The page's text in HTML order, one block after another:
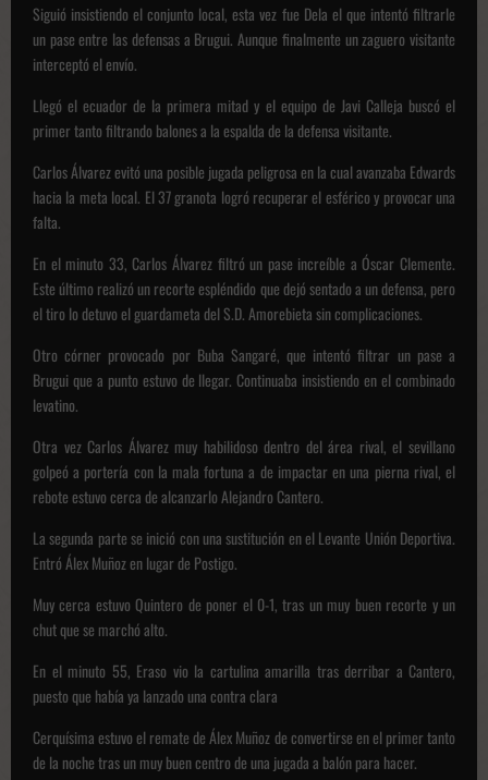
Siguió insistiendo el conjunto local, esta vez fue Dela el que intentó filtrarle
un pase entre las defensas a Brugui. Aunque finalmente un zaguero visitante
interceptó el envío.
Llegó el ecuador de la primera mitad y el equipo de Javi Calleja buscó el
primer tanto filtrando balones a la espalda de la defensa visitante.
Carlos Álvarez evitó una posible jugada peligrosa en la cual avanzaba Edwards
hacia la meta local. El 37 granota logró recuperar el esférico y provocar una
falta.
En el minuto 33, Carlos Álvarez filtró un pase increíble a Óscar Clemente.
Este último realizó un recorte espléndido que dejó sentado a un defensa, pero
el tiro lo detuvo el guardameta del S.D. Amorebieta sin complicaciones.
Otro córner provocado por Buba Sangaré, que intentó filtrar un pase a
Brugui que a punto estuvo de llegar. Continuaba insistiendo en el combinado
levatino.
Otra vez Carlos Álvarez muy habilidoso dentro del área rival, el sevillano
golpeó a portería con la mala fortuna a de impactar en una pierna rival, el
rebote estuvo cerca de alcanzarlo Alejandro Cantero.
La segunda parte se inició con una sustitución en el Levante Unión Deportiva.
Entró Álex Muñoz en lugar de Postigo.
Muy cerca estuvo Quintero de poner el 0-1, tras un muy buen recorte y un
chut que se marchó alto.
En el minuto 55, Eraso vio la cartulina amarilla tras derribar a Cantero,
puesto que había ya lanzado una contra clara
Cerquísima estuvo el remate de Álex Muñoz de convertirse en el primer tanto
de la noche tras un muy buen centro de una jugada a balón para hacer.